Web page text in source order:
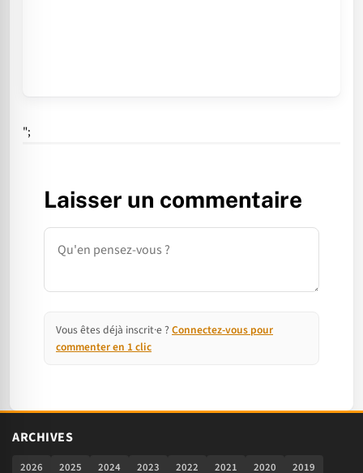
";
Laisser un commentaire
Commentaire
Vous êtes déjà inscrit·e ? Connectez-vous pour
commenter en 1 clic
ARCHIVES
2026 2025 2024 2023 2022 2021 2020
2019